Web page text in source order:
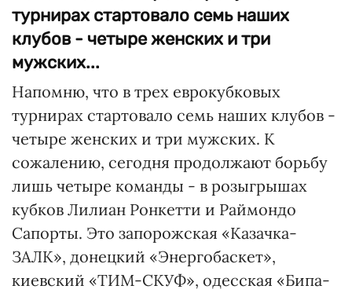
турнирах стартовало семь наших
клубов - четыре женских и три
мужских...
Напомню, что в трех еврокубковых
турнирах стартовало семь наших клубов -
четыре женских и три мужских. К
сожалению, сегодня продолжают борьбу
лишь четыре команды - в розыгрышах
кубков Лилиан Ронкетти и Раймондо
Сапорты. Это запорожская «Казачка-
ЗАЛК», донецкий «Энергобаскет»,
киевский «ТИМ-СКУФ», одесская «Бипа-